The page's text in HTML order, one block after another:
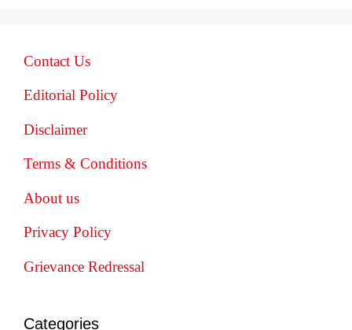
Contact Us
Editorial Policy
Disclaimer
Terms & Conditions
About us
Privacy Policy
Grievance Redressal
Categories